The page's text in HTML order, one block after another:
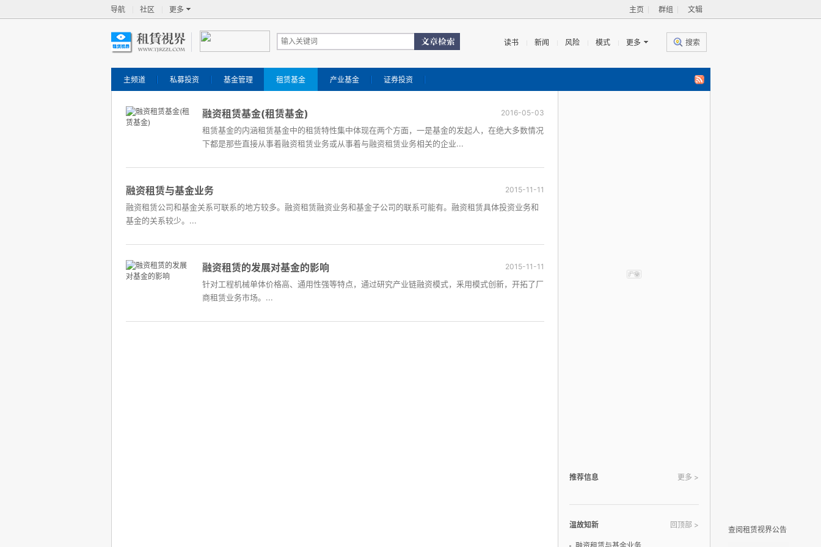
主页 群组 文辑
导航 社区 更多
搜索
读书 新闻 风险 模式 更多
主频道 私募投资 基金管理 租赁基金 产业基金 证券投资
2016-05-03
融资租赁基金(租赁基金)
租赁基金的内涵租赁基金中的租赁特性集中体现在两个方面，一是基金的发起人，在绝大多数情况
下都是那些直接从事着融资租赁业务或从事着与融资租赁业务相关的企业...
2015-11-11
融资租赁与基金业务
融资租赁公司和基金关系可联系的地方较多。融资租赁融资业务和基金子公司的联系可能有。融资租赁具体投资业务和
基金的关系较少。...
2015-11-11
融资租赁的发展对基金的影响
针对工程机械单体价格高、通用性强等特点，通过研究产业链融资模式，釆用模式创新，开拓了厂
商租赁业务市场。...
更多 >
推荐信息
回顶部 >
温故知新
查阅租赁视界公告